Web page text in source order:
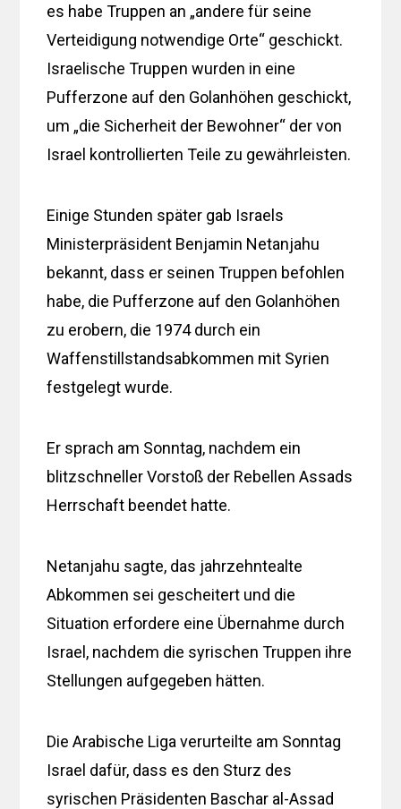
es habe Truppen an „andere für seine
Verteidigung notwendige Orte“ geschickt.
Israelische Truppen wurden in eine
Pufferzone auf den Golanhöhen geschickt,
um „die Sicherheit der Bewohner“ der von
Israel kontrollierten Teile zu gewährleisten.
Einige Stunden später gab Israels
Ministerpräsident Benjamin Netanjahu
bekannt, dass er seinen Truppen befohlen
habe, die Pufferzone auf den Golanhöhen
zu erobern, die 1974 durch ein
Waffenstillstandsabkommen mit Syrien
festgelegt wurde.
Er sprach am Sonntag, nachdem ein
blitzschneller Vorstoß der Rebellen Assads
Herrschaft beendet hatte.
Netanjahu sagte, das jahrzehntealte
Abkommen sei gescheitert und die
Situation erfordere eine Übernahme durch
Israel, nachdem die syrischen Truppen ihre
Stellungen aufgegeben hätten.
Die Arabische Liga verurteilte am Sonntag
Israel dafür, dass es den Sturz des
syrischen Präsidenten Baschar al-Assad